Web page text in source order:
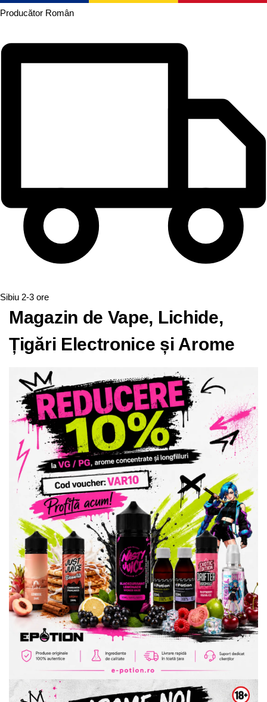
Producător Român
Sibiu 2-3 ore
Magazin de Vape, Lichide,
Țigări Electronice și Arome